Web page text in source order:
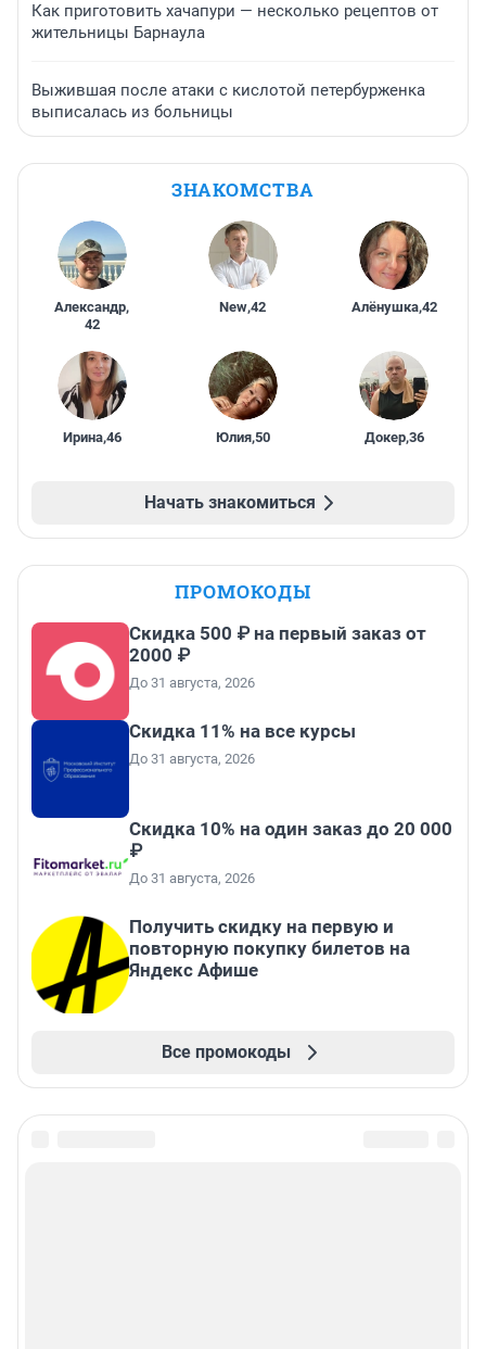
Как приготовить хачапури — несколько рецептов от
жительницы Барнаула
Выжившая после атаки с кислотой петербурженка
выписалась из больницы
ЗНАКОМСТВА
Александр,
42
New,42 Алёнушка,42
Ирина,46 Юлия,50 Докер,36
Начать знакомиться
ПРОМОКОДЫ
Скидка 500 ₽ на первый заказ от
2000 ₽
До 31 августа, 2026
Скидка 11% на все курсы
До 31 августа, 2026
Скидка 10% на один заказ до 20 000
₽
До 31 августа, 2026
Получить скидку на первую и
повторную покупку билетов на
Яндекс Афише
Все промокоды